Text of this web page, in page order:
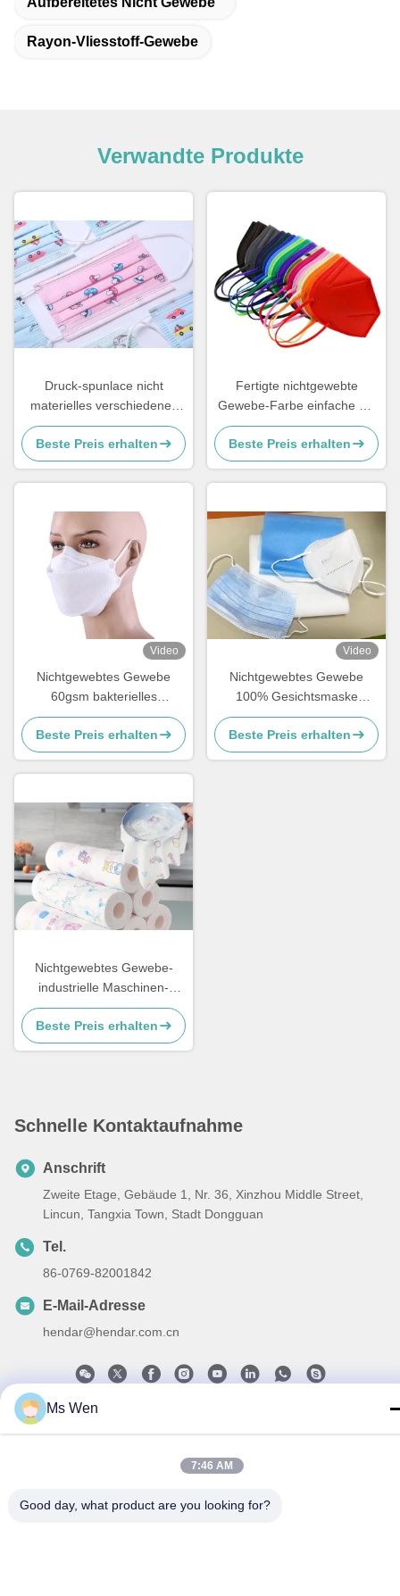
Rayon-Vliesstoff-Gewebe
Verwandte Produkte
Druck-spunlace nicht
materielles verschiedenes
Muster Gewebes besonders
angefertigt für
Gesichtsmaske
Beste Preis erhalten
Fertigte nichtgewebte
Gewebe-Farbe einfache Art
Spunlace Masken mit
hochfestem besonders an
Beste Preis erhalten
Video
Nichtgewebtes Gewebe
60gsm bakterielles
Antipolyester Spunlace
HAUSTIER für Fischart
Masken
Beste Preis erhalten
Video
Nichtgewebtes Gewebe
100% Gesichtsmaske
Spunlace änderte Faser-
Material für Kosmetik/nasses
Gewebe
Beste Preis erhalten
Nichtgewebtes Gewebe-
industrielle Maschinen-
Reinigungstücher Holzschliff
Spunlace Spunlace
Beste Preis erhalten
Schnelle Kontaktaufnahme
Anschrift
Zweite Etage, Gebäude 1, Nr. 36, Xinzhou Middle Street,
Lincun, Tangxia Town, Stadt Dongguan
Tel.
86-0769-82001842
E-Mail-Adresse
hendar@hendar.com.cn
Datenschutzrichtlinie
Cloth Co., Ltd - Alle. Alle Rechte vorbehalten.
Ms Wen
7:46 AM
Good day, what product are you looking for?